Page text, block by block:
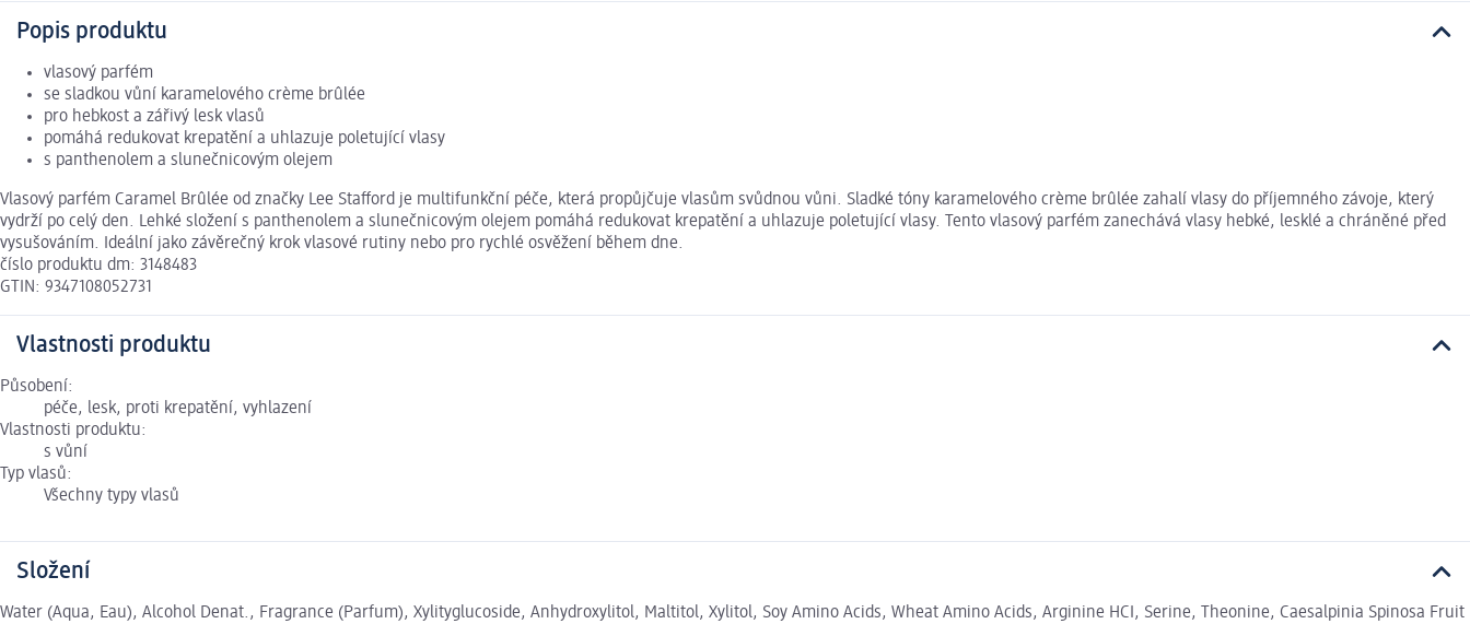
Popis produktu
vlasový parfém
se sladkou vůní karamelového crème brûlée
pro hebkost a zářivý lesk vlasů
pomáhá redukovat krepatění a uhlazuje poletující vlasy
s panthenolem a slunečnicovým olejem
Vlasový parfém Caramel Brûlée od značky Lee Stafford je multifunkční péče, která propůjčuje vlasům svůdnou vůni. Sladké tóny karamelového crème brûlée zahalí vlasy do příjemného závoje, který
vydrží po celý den. Lehké složení s panthenolem a slunečnicovým olejem pomáhá redukovat krepatění a uhlazuje poletující vlasy. Tento vlasový parfém zanechává vlasy hebké, lesklé a chráněné před
vysušováním. Ideální jako závěrečný krok vlasové rutiny nebo pro rychlé osvěžení během dne.
číslo produktu dm: 3148483
GTIN: 9347108052731
Vlastnosti produktu
Působení:
péče, lesk, proti krepatění, vyhlazení
Vlastnosti produktu:
s vůní
Typ vlasů:
Všechny typy vlasů
Složení
Water (Aqua, Eau), Alcohol Denat., Fragrance (Parfum), Xylityglucoside, Anhydroxylitol, Maltitol, Xylitol, Soy Amino Acids, Wheat Amino Acids, Arginine HCI, Serine, Theonine, Caesalpinia Spinosa Fruit